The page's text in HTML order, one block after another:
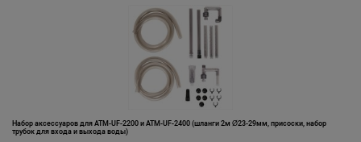
Набор аксессуаров для ATM-UF-2200 и ATM-UF-2400 (шланги 2м Ø23-29мм, присоски, набор
трубок для входа и выхода воды)